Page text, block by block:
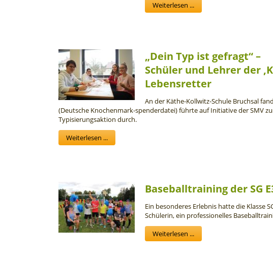
Weiterlesen ...
„Dein Typ ist gefragt“ –
Schüler und Lehrer der
Lebensretter
An der Käthe-Kollwitz-Schule Bruchsal
(Deutsche Knochenmark-spenderdatei) führte auf Initiative der SMV
Typisierungsaktion durch.
Weiterlesen ...
Baseballtraining der SG
Ein besonderes Erlebnis hatte die Klasse
Schülerin, ein professionelles
Weiterlesen ...